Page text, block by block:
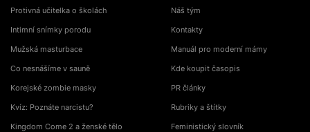
Protivná učitelka o školách
Intimní snímky porodu
Mužská masturbace
Co nesnášíme v sauně
Korejské zombie masky
Kvíz: Poznáte narcistu?
Kingdom Come 2 a ženské tělo
Náš tým
Kontakty
Manuál pro moderní mámy
Kde koupit časopis
PR články
Rubriky a štítky
Feministický slovník